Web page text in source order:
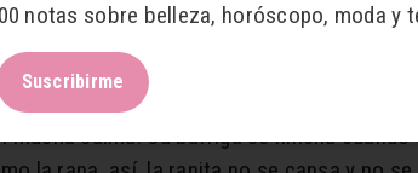
esplendido de meditación para niños
como una rana y podemos
pero también puede quedarse muy
calma. Su barriga se hincha
notas sobre belleza, horóscopo, moda y
Suscribirme